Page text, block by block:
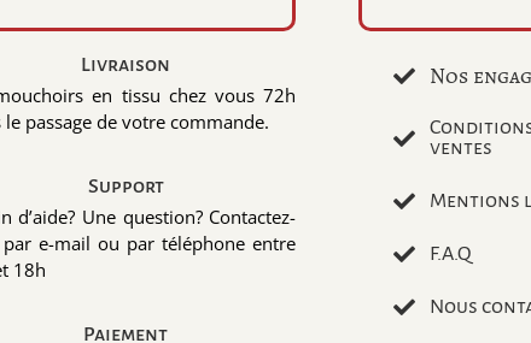
Livraison
en tissu chez vous 72h
le passage de votre commande.
Support
d’aide? Une question? Contactez-
e-mail ou par téléphone entre
18h
Paiement
Nos
ventes
Mentions
F.A.Q
Nous